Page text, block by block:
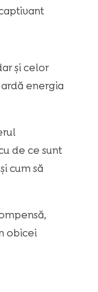
și celor
energia
de ce sunt
și cum să
obicei